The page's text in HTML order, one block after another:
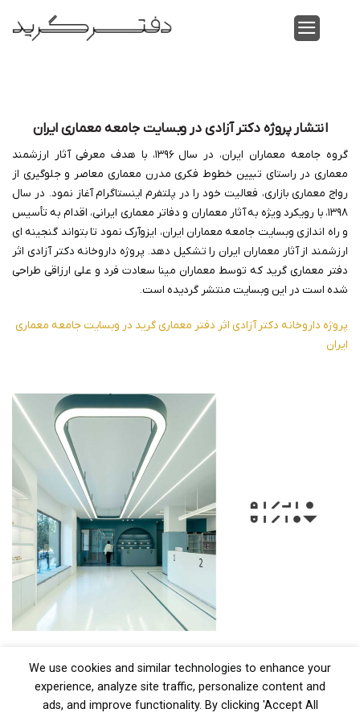
انتشار پروژه دکتر آزادی در وبسایت جامعه معماری ایران
گروه جامعه معماران ایران، در سال ۱۳۹۶، با هدف معرفی آثار ارزشمند
معماری در راستای تبیین خطوط فکری مدرن معماری معاصر و جلوگیری از
رواج معماری بازاری، فعالیت خود را در پلتفرم اینستاگرام آغاز نمود. در سال
۱۳۹۸، با رویکرد ویژه به آثار معماران و دفاتر معماری ایرانی، اقدام به تأسیس
و راه اندازی وبسایت جامعه معماران ایران، ایزوآرک نمود تا بتواند گنجینه ای
ارزشمند از آثار معماران ایران را تشکیل دهد. پروژه داروخانه دکتر آزادی اثر
دفتر معماری گرید که توسط معماران مینا سعادت فرد و علی ارزاقی طراحی
شده است در این وبسایت منتشر گردیده است.
پروژه داروخانه دکتر آزادی اثر دفتر معماری گرید در وبسایت جامعه معماری
ایران
We use cookies and similar technologies to enhance your
experience, analyze site traffic, personalize content and
ads, and improve functionality. By clicking 'Accept All